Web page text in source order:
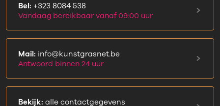
Bel: +323 8084 538
Vandaag bereikbaar vanaf 09:00 uur
Mail: info@kunstgrasnet.be
Antwoord binnen 24 uur
Bekijk: alle contactgegevens